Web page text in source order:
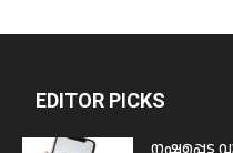
EDITOR PICKS